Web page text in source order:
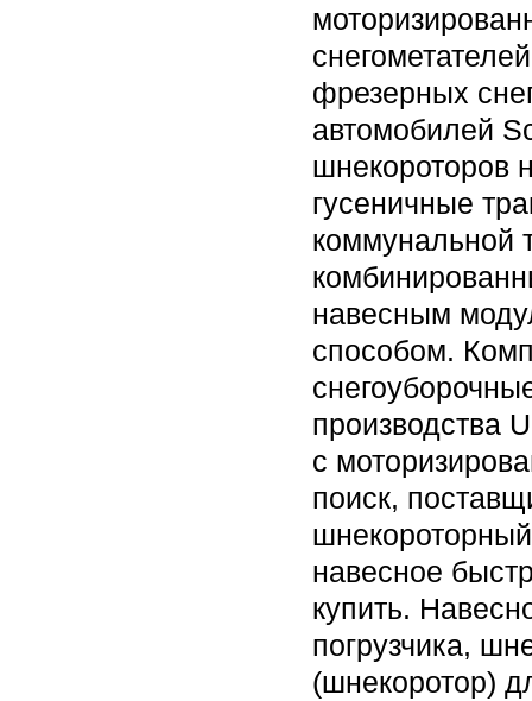
фрезерных
автомобилей
шнекороторов
гусеничные
коммунальной
навесным
способом.
производства
с
поиск,
навесное
купить.
погрузчика,
(шнекоротор)